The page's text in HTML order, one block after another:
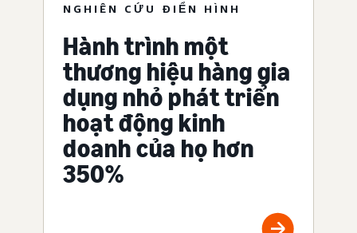
NGHIÊN CỨU ĐIỂN HÌNH
Hành trình một
thương hiệu hàng gia
dụng nhỏ phát triển
hoạt động kinh
doanh của họ hơn
350%